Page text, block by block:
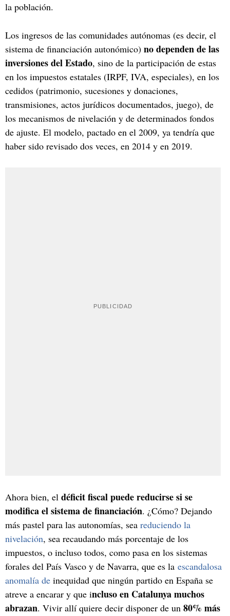
la población.
Los ingresos de las comunidades autónomas (es decir, el
sistema de financiación autonómico) no dependen de las
inversiones del Estado, sino de la participación de estas
en los impuestos estatales (IRPF, IVA, especiales), en los
cedidos (patrimonio, sucesiones y donaciones,
transmisiones, actos jurídicos documentados, juego), de
los mecanismos de nivelación y de determinados fondos
de ajuste. El modelo, pactado en el 2009, ya tendría que
haber sido revisado dos veces, en 2014 y en 2019.
Ahora bien, el déficit fiscal puede reducirse si se
modifica el sistema de financiación. ¿Cómo? Dejando
más pastel para las autonomías, sea reduciendo la
nivelación, sea recaudando más porcentaje de los
impuestos, o incluso todos, como pasa en los sistemas
forales del País Vasco y de Navarra, que es la escandalosa
anomalía de inequidad que ningún partido en España se
atreve a encarar y que incluso en Catalunya muchos
abrazan. Vivir allí quiere decir disponer de un 80% más